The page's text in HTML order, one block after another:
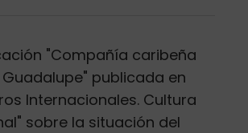
"Compañía caribeña
publicada en
Internacionales. Cultura
sobre la situación del